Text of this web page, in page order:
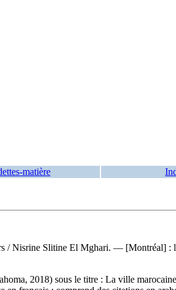
matière
/ Nisrine Slitine El Mghari. — [Montréal] :
2018) sous le titre : La ville